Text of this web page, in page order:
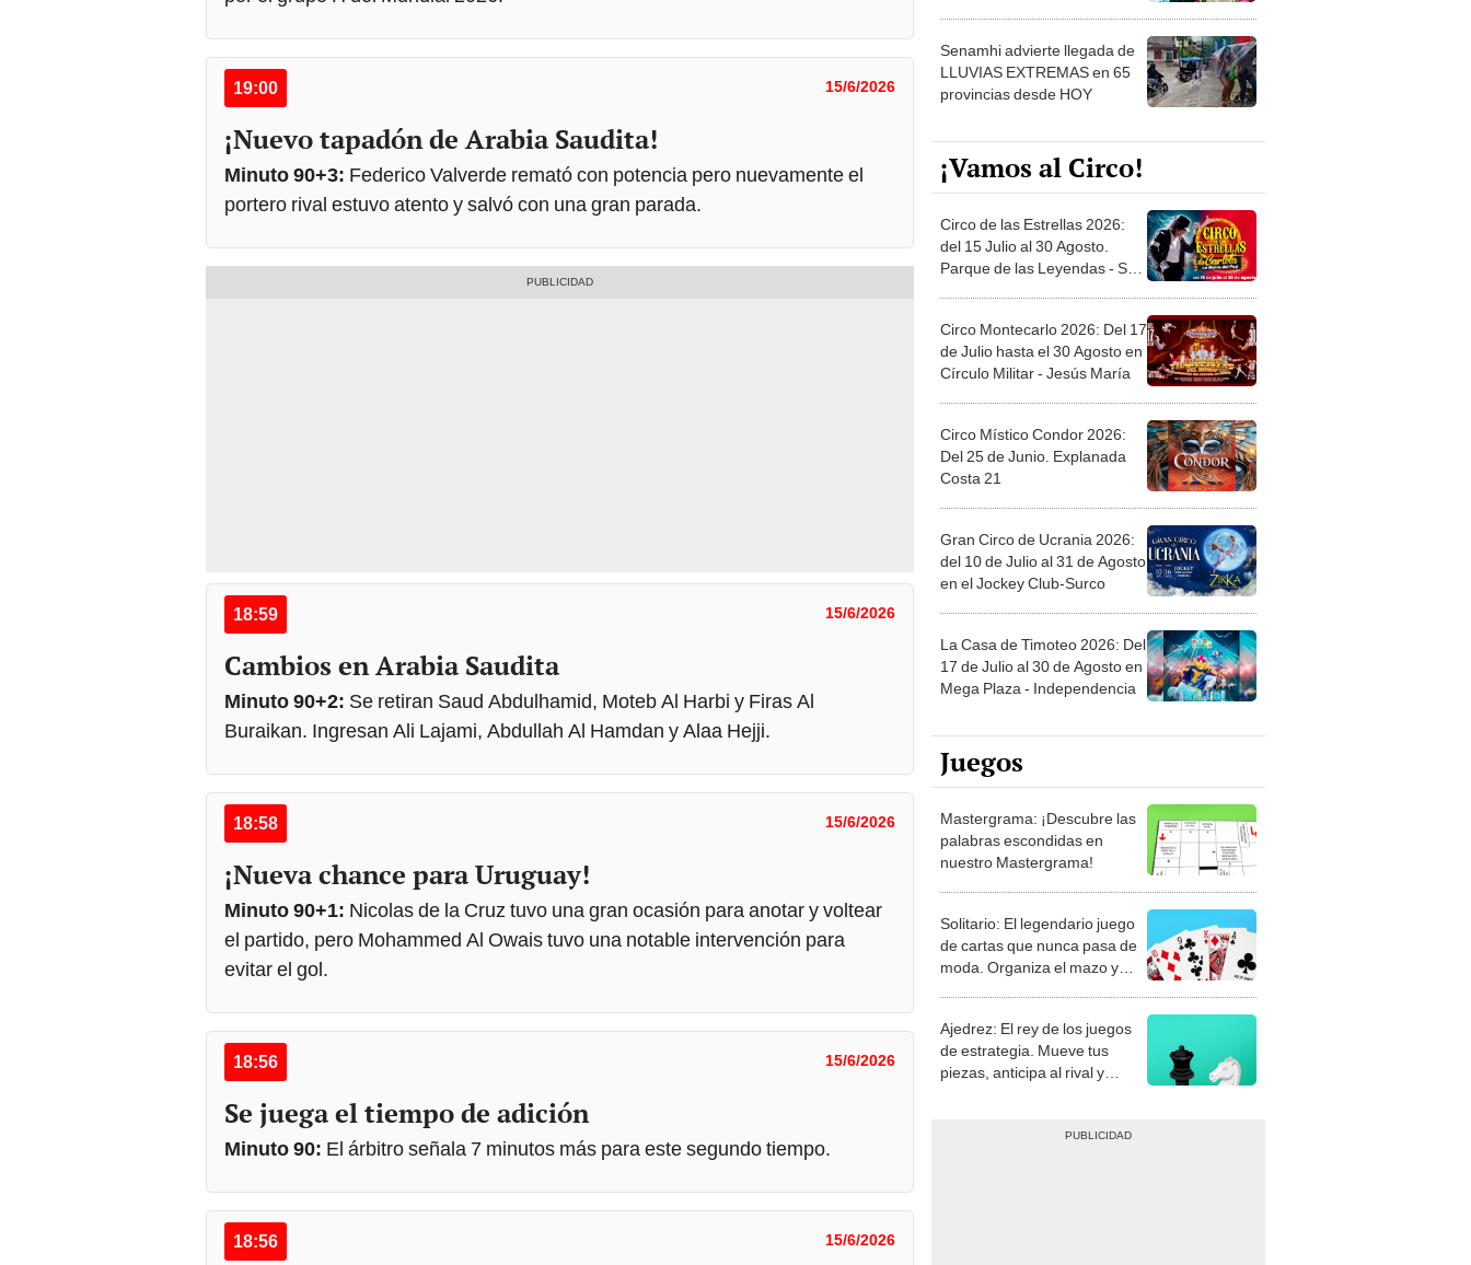
19:00 15/6/2026
¡Nuevo tapadón de Arabia Saudita!
Minuto 90+3: Federico Valverde remató con potencia pero nuevamente el
portero rival estuvo atento y salvó con una gran parada.
18:59 15/6/2026
Cambios en Arabia Saudita
Minuto 90+2: Se retiran Saud Abdulhamid, Moteb Al Harbi y Firas Al
Buraikan. Ingresan Ali Lajami, Abdullah Al Hamdan y Alaa Hejji.
18:58 15/6/2026
¡Nueva chance para Uruguay!
Minuto 90+1: Nicolas de la Cruz tuvo una gran ocasión para anotar y voltear
el partido, pero Mohammed Al Owais tuvo una notable intervención para
evitar el gol.
18:56 15/6/2026
Se juega el tiempo de adición
Minuto 90: El árbitro señala 7 minutos más para este segundo tiempo.
18:56 15/6/2026
Senamhi advierte llegada de
LLUVIAS EXTREMAS en 65
provincias desde HOY
¡Vamos al Circo!
Circo de las Estrellas 2026:
del 15 Julio al 30 Agosto.
Parque de las Leyendas - San
Circo Montecarlo 2026: Del 17
de Julio hasta el 30 Agosto en
Círculo Militar - Jesús María
Circo Místico Condor 2026:
Del 25 de Junio. Explanada
Costa 21
Gran Circo de Ucrania 2026:
del 10 de Julio al 31 de Agosto
en el Jockey Club-Surco
La Casa de Timoteo 2026: Del
17 de Julio al 30 de Agosto en
Mega Plaza - Independencia
Juegos
Mastergrama: ¡Descubre las
palabras escondidas en
nuestro Mastergrama!
Solitario: El legendario juego
de cartas que nunca pasa de
moda. Organiza el mazo y
Ajedrez: El rey de los juegos
de estrategia. Mueve tus
piezas, anticipa al rival y